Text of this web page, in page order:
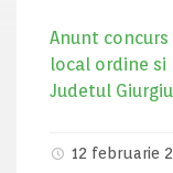
Anunt
local ordine si
Judetul
12 februarie